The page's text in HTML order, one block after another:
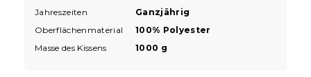
Jahreszeiten
Ganzjährig
Oberflächenmaterial
100% Polyester
Masse des Kissens
1000 g